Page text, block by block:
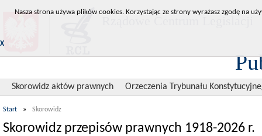
Skorowidz aktów prawnych Orzeczenia Trybunału
Start » Skorowidz
Skorowidz przepisów prawnych 1918-2026 r.
Nasza strona używa plików cookies. Korzystając ze strony wyrażasz zgodę na
X